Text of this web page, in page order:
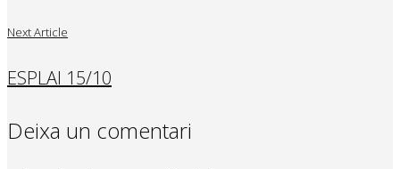
Next Article
ESPLAI 15/10
Deixa un comentari